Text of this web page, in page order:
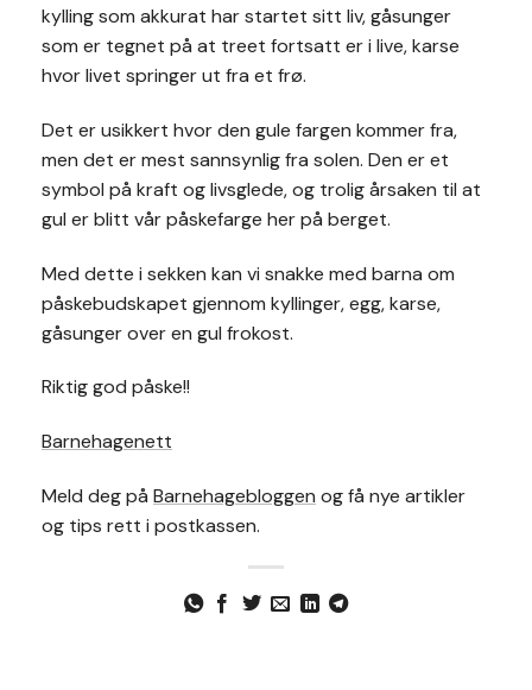
kylling som akkurat har startet sitt liv, gåsunger
som er tegnet på at treet fortsatt er i live, karse
hvor livet springer ut fra et frø.
Det er usikkert hvor den gule fargen kommer fra,
men det er mest sannsynlig fra solen. Den er et
symbol på kraft og livsglede, og trolig årsaken til at
gul er blitt vår påskefarge her på berget.
Med dette i sekken kan vi snakke med barna om
påskebudskapet gjennom kyllinger, egg, karse,
gåsunger over en gul frokost.
Riktig god påske!!
Barnehagenett
Meld deg på Barnehagebloggen og få nye artikler
og tips rett i postkassen.